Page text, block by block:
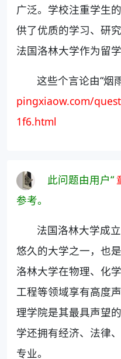
广泛。学校注重学生
供了优质的学习、研
法国洛林大学作为留
这些个言论由“烟
pingxiaow.com/
1f6.html
此问题由用户“
参考。
法国洛林大学成
悠久的大学之一，也
洛林大学在物理、化
工程等领域享有高度
理学院是其最具声望
学还拥有经济、法律
专业。